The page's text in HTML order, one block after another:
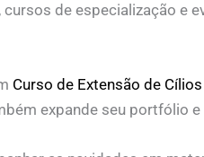
de especialização e
Curso de Extensão de Cílios
expande seu portfólio